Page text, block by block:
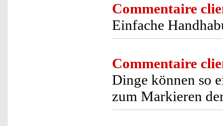
Commentaire
Einfache
Commentaire
Dinge können so
zum Markieren